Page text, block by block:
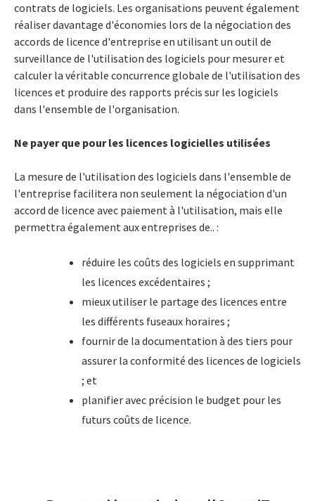
contrats de logiciels. Les organisations peuvent également
réaliser davantage d'économies lors de la négociation des
accords de licence d'entreprise en utilisant un outil de
surveillance de l'utilisation des logiciels pour mesurer et
calculer la véritable concurrence globale de l'utilisation des
licences et produire des rapports précis sur les logiciels
dans l'ensemble de l'organisation.
Ne payer que pour les licences logicielles utilisées
La mesure de l'utilisation des logiciels dans l'ensemble de
l'entreprise facilitera non seulement la négociation d'un
accord de licence avec paiement à l'utilisation, mais elle
permettra également aux entreprises de.. :
réduire les coûts des logiciels en supprimant
les licences excédentaires ;
mieux utiliser le partage des licences entre
les différents fuseaux horaires ;
fournir de la documentation à des tiers pour
assurer la conformité des licences de logiciels
; et
planifier avec précision le budget pour les
futurs coûts de licence.